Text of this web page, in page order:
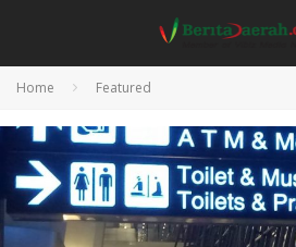
Home Featured